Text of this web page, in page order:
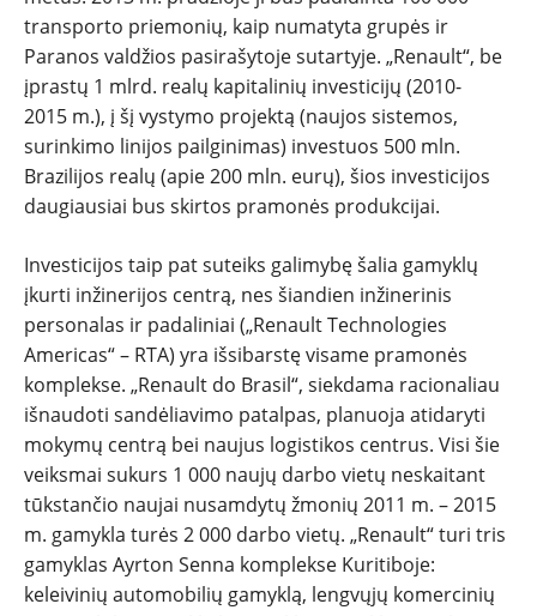
transporto priemonių, kaip numatyta grupės ir
Paranos valdžios pasirašytoje sutartyje. „Renault“, be
įprastų 1 mlrd. realų kapitalinių investicijų (2010-
2015 m.), į šį vystymo projektą (naujos sistemos,
surinkimo linijos pailginimas) investuos 500 mln.
Brazilijos realų (apie 200 mln. eurų), šios investicijos
daugiausiai bus skirtos pramonės produkcijai.
Investicijos taip pat suteiks galimybę šalia gamyklų
įkurti inžinerijos centrą, nes šiandien inžinerinis
personalas ir padaliniai („Renault Technologies
Americas“ – RTA) yra išsibarstę visame pramonės
komplekse. „Renault do Brasil“, siekdama racionaliau
išnaudoti sandėliavimo patalpas, planuoja atidaryti
mokymų centrą bei naujus logistikos centrus. Visi šie
veiksmai sukurs 1 000 naujų darbo vietų neskaitant
tūkstančio naujai nusamdytų žmonių 2011 m. – 2015
m. gamykla turės 2 000 darbo vietų. „Renault“ turi tris
gamyklas Ayrton Senna komplekse Kuritiboje:
keleivinių automobilių gamyklą, lengvųjų komercinių